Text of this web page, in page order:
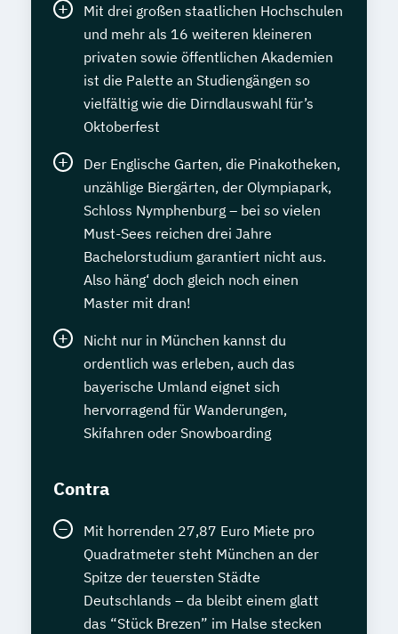
Mit drei großen staatlichen Hochschulen
und mehr als 16 weiteren kleineren
privaten sowie öffentlichen Akademien
ist die Palette an Studiengängen so
vielfältig wie die Dirndlauswahl für’s
Oktoberfest
Der Englische Garten, die Pinakotheken,
unzählige Biergärten, der Olympiapark,
Schloss Nymphenburg – bei so vielen
Must-Sees reichen drei Jahre
Bachelorstudium garantiert nicht aus.
Also häng‘ doch gleich noch einen
Master mit dran!
Nicht nur in München kannst du
ordentlich was erleben, auch das
bayerische Umland eignet sich
hervorragend für Wanderungen,
Skifahren oder Snowboarding
Contra
Mit horrenden 27,87 Euro Miete pro
Quadratmeter steht München an der
Spitze der teuersten Städte
Deutschlands – da bleibt einem glatt
das “Stück Brezen” im Halse stecken